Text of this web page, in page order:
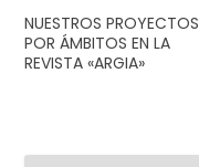
NUESTROS PROYECTOS
POR ÁMBITOS EN LA
REVISTA «ARGIA»